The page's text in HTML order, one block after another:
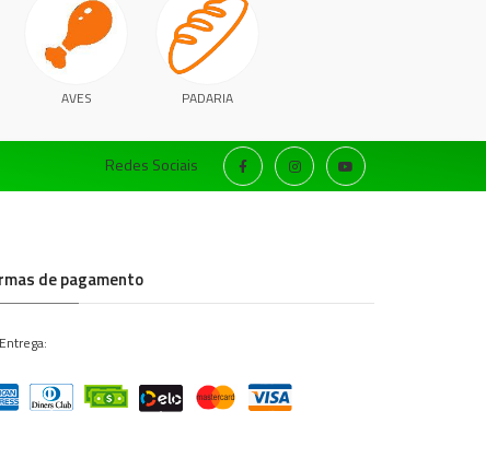
AVES PADARIA
Redes Sociais
de pagamento